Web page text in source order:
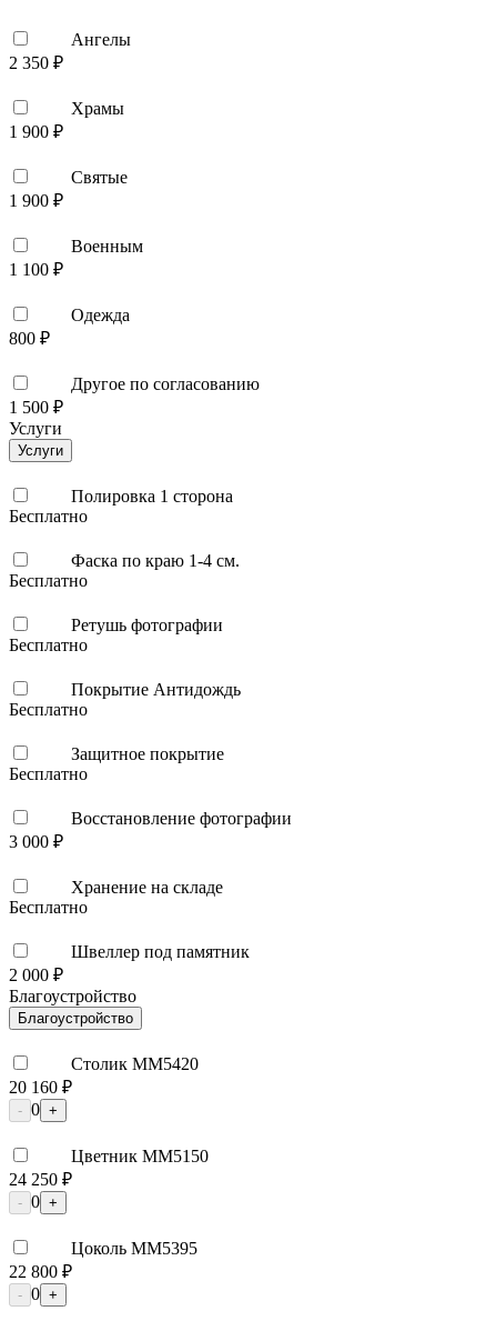
Ангелы
2 350 ₽
Храмы
1 900 ₽
Святые
1 900 ₽
Военным
1 100 ₽
Одежда
800 ₽
Другое по согласованию
1 500 ₽
Услуги
Услуги
Полировка 1 сторона
Бесплатно
Фаска по краю 1-4 см.
Бесплатно
Ретушь фотографии
Бесплатно
Покрытие Антидождь
Бесплатно
Защитное покрытие
Бесплатно
Восстановление фотографии
3 000 ₽
Хранение на складе
Бесплатно
Швеллер под памятник
2 000 ₽
Благоустройство
Благоустройство
Столик ММ5420
20 160 ₽
- 0 +
Цветник ММ5150
24 250 ₽
- 0 +
Цоколь ММ5395
22 800 ₽
- 0 +